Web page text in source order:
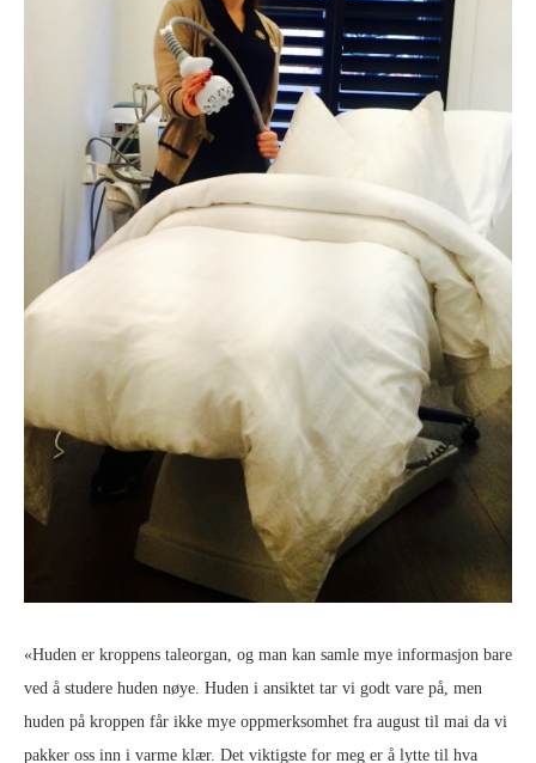
«Huden er kroppens taleorgan, og man kan samle mye informasjon bare
ved å studere huden nøye. Huden i ansiktet tar vi godt vare på, men
huden på kroppen får ikke mye oppmerksomhet fra august til mai da vi
pakker oss inn i varme klær. Det viktigste for meg er å lytte til hva